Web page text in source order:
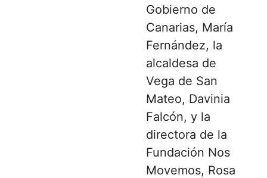
Gobierno de
Canarias, María
Fernández, la
alcaldesa de
Vega de San
Mateo, Davinia
Falcón, y la
directora de la
Fundación Nos
Movemos, Rosa